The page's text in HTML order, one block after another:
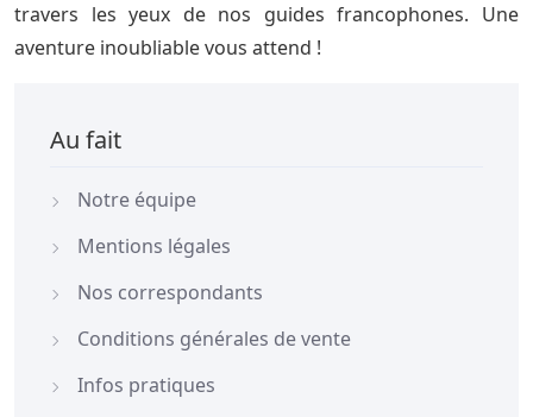
travers les yeux de nos guides francophones. Une
aventure inoubliable vous attend !
Au fait
Notre équipe
Mentions légales
Nos correspondants
Conditions générales de vente
Infos pratiques